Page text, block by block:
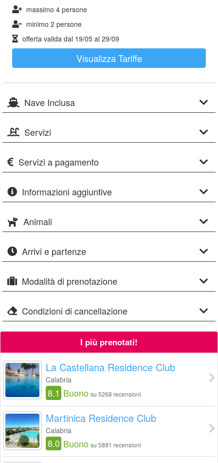
massimo 4 persone
minimo 2 persone
offerta valida dal 19/05 al 29/09
Visualizza Tariffe
Nave Inclusa
Servizi
Servizi a pagamento
Informazioni aggiuntive
Animali
Arrivi e partenze
Modalità di prenotazione
Condizioni di cancellazione
I più prenotati!
La Castellana Residence Club
Calabria
8.1 Buono su 5268 recensioni
Martinica Residence Club
Calabria
8.0 Buono su 5891 recensioni